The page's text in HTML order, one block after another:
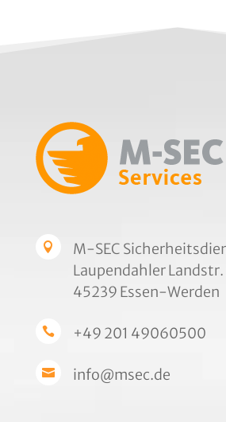

M-SEC
Laupendahler Landstr.
45239 Essen-Werden
 +49 201 49060500
 info@msec.de